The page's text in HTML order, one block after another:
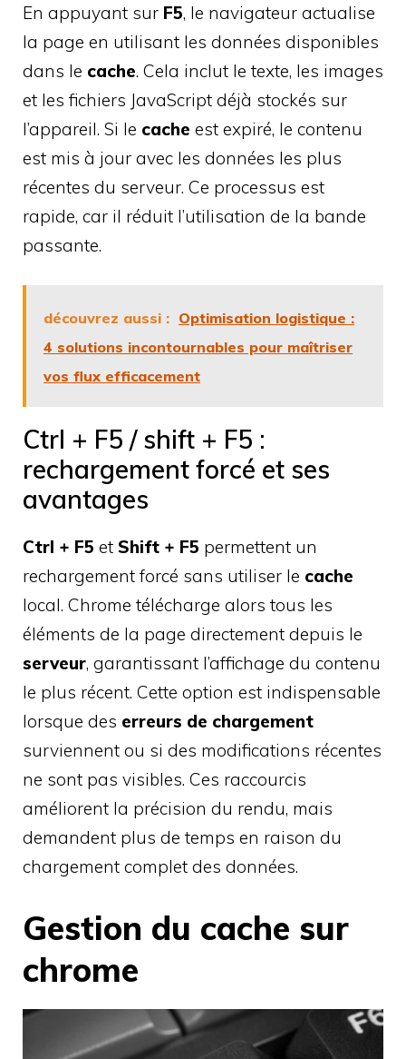
En appuyant sur F5, le navigateur actualise
la page en utilisant les données disponibles
dans le cache. Cela inclut le texte, les images
et les fichiers JavaScript déjà stockés sur
l’appareil. Si le cache est expiré, le contenu
est mis à jour avec les données les plus
récentes du serveur. Ce processus est
rapide, car il réduit l’utilisation de la bande
passante.
découvrez aussi : Optimisation logistique :
4 solutions incontournables pour maîtriser
vos flux efficacement
Ctrl + F5 / shift + F5 :
rechargement forcé et ses
avantages
Ctrl + F5 et Shift + F5 permettent un
rechargement forcé sans utiliser le cache
local. Chrome télécharge alors tous les
éléments de la page directement depuis le
serveur, garantissant l’affichage du contenu
le plus récent. Cette option est indispensable
lorsque des erreurs de chargement
surviennent ou si des modifications récentes
ne sont pas visibles. Ces raccourcis
améliorent la précision du rendu, mais
demandent plus de temps en raison du
chargement complet des données.
Gestion du cache sur
chrome